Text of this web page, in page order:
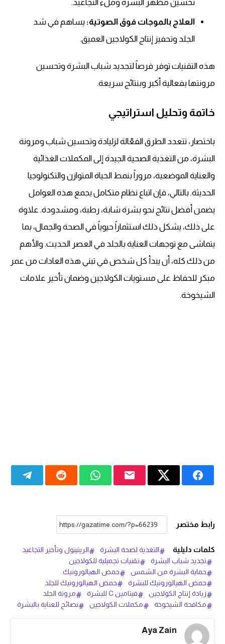
تحسين مظهر البشرة وملء التجاعيد.
العلاج بالموجات فوق الصوتية: يساهم في شد
الجلد وتحفيز إنتاج الكولاجين العميق.
هذه التقنيات توفر فرصاً لتجديد شباب البشرة وتحسين
مرونتها بفعالية أكبر وبنتائج سريعة.
خاتمة وتحليل استراتيجي
باختصار، تتعدد الطرق الفعّالة لزليادة وتحسين شباب ومرونة
البشرة، من التغذية الصحية الجيدة إلى المكملات الغذائية
والعناية الموضعية، مروراً بنمط الحياة المتوازن والتكنولوجيا
الحديثة. بالتالي، فإن اتباع نظام متكامل يجمع هذه العوامل
يضمن أفضل نتائج نحو بشرة شابة، رطبة، ومشدودة. علاوة
على ذلك، يشكل ذلك استثماراً حيوياً في الصحة والجمال، بما
يتماشى مع توجهات العناية بالجلد في العصر الحديث. والأهم
من ذلك كله، أن يبدأ كل شخص في تبني هذه العادات من عمر
مبكر للحفاظ على مستويات الكولاجين وضمان تأخير علامات
الشيخوخة.
رابط مختصر
كلمات دليلية التغذية لصحة البشرة
الريتينول وتأخير التجاعيد
تجديد شباب البشرة
تقنيات تجميلية للكولاجين
حماية البشرة من الشمس
حمض الهيالورونيك
حمض الهيالورونيك للبشرة
حمض الهيالورونيك للجلد
زيادة إنتاج الكولاجين
فيتامين C للبشرة
مرونة الجلد
مكافحة الشيخوخة
مكملات الكولاجين نصائح للعناية بالبشرة
Aya Zain